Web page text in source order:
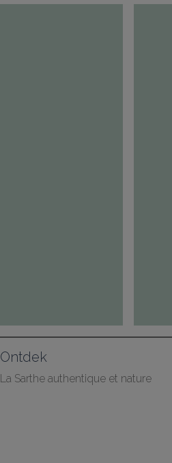
Ontdek
La Sarthe authentique et nature